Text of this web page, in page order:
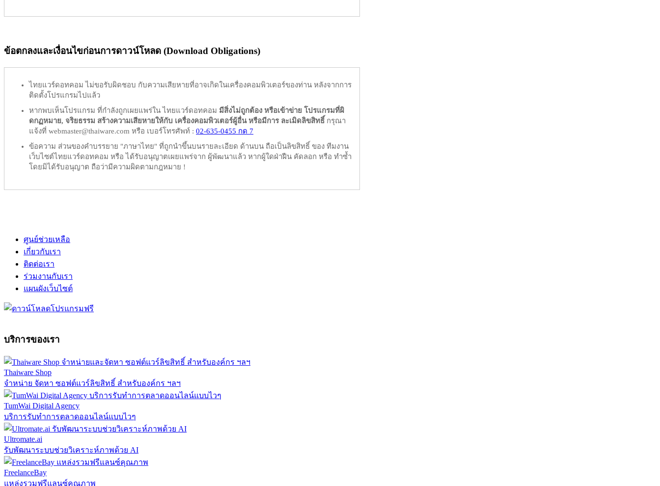
ข้อตกลงและเงื่อนไขก่อนการดาวน์โหลด (Download Obligations)
ไทยแวร์ดอทคอม ไม่ขอรับผิดชอบ กับความเสียหายที่อาจเกิดในเครื่องคอมพิวเตอร์ของท่าน หลังจากการ
ติดตั้งโปรแกรมไปแล้ว
หากพบเห็นโปรแกรม ที่กำลังถูกเผยแพร่ใน ไทยแวร์ดอทคอม มีสิ่งไม่ถูกต้อง หรือเข้าข่าย โปรแกรมที่ผิ
ดกฏหมาย, จริยธรรม สร้างความเสียหายให้กับ เครื่องคอมพิวเตอร์ผู้อื่น หรือมีการ ละเมิดลิขสิทธิ์ กรุณา
แจ้งที่ webmaster@thaiware.com หรือ เบอร์โทรศัพท์ : 02-635-0455 กด 7
ข้อความ ส่วนของคำบรรยาย "ภาษาไทย" ที่ถูกนำขึ้นบนรายละเอียด ด้านบน ถือเป็นลิขสิทธิ์ ของ ทีมงาน
เว็บไซต์ไทยแวร์ดอทคอม หรือ ได้รับอนุญาตเผยแพร่จาก ผู้พัฒนาแล้ว หากผู้ใดฝ่าฝืน คัดลอก หรือ ทำซ้ำ
โดยมิได้รับอนุญาต ถือว่ามีความผิดตามกฎหมาย !
ศูนย์ช่วยเหลือ
เกี่ยวกับเรา
ติดต่อเรา
ร่วมงานกับเรา
แผนผังเว็บไซต์
บริการของเรา
Thaiware Shop
จำหน่าย จัดหา ซอฟต์แวร์ลิขสิทธิ์ สำหรับองค์กร ฯลฯ
TumWai Digital Agency
บริการรับทำการตลาดออนไลน์แบบไวๆ
Ultromate.ai
รับพัฒนาระบบช่วยวิเคราะห์ภาพด้วย AI
FreelanceBay
แหล่งรวมฟรีแลนซ์คุณภาพ